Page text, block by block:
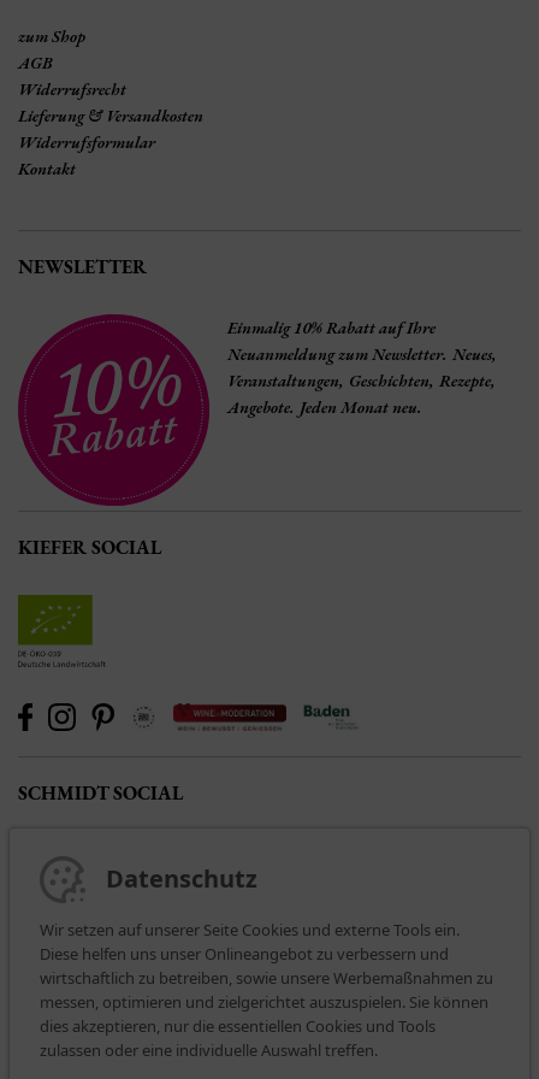
zum Shop
AGB
Widerrufsrecht
Lieferung & Versandkosten
Widerrufsformular
Kontakt
NEWSLETTER
Einmalig 10% Rabatt auf Ihre
Neuanmeldung zum Newsletter. Neues,
Veranstaltungen, Geschichten, Rezepte,
Angebote. Jeden Monat neu.
KIEFER SOCIAL
SCHMIDT SOCIAL
BEZAHLARTEN
Datenschutz
Wir setzen auf unserer Seite Cookies und externe Tools ein.
Diese helfen uns unser Onlineangebot zu verbessern und
wirtschaftlich zu betreiben, sowie unsere Werbemaßnahmen zu
messen, optimieren und zielgerichtet auszuspielen. Sie können
dies akzeptieren, nur die essentiellen Cookies und Tools
zulassen oder eine individuelle Auswahl treffen.